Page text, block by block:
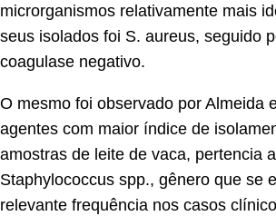
microrganismos relativamente mais
seus isolados foi S. aureus, seguido
coagulase negativo.
O mesmo foi observado por Almeida
agentes com maior índice de
amostras de leite de vaca, pertencia
Staphylococcus spp., gênero que se
relevante frequência nos casos